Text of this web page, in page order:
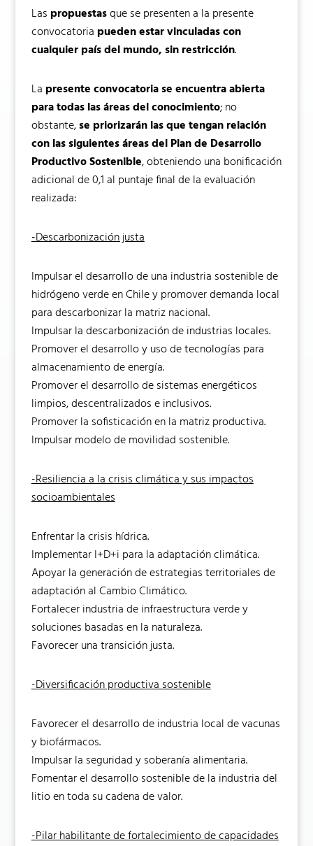
Las propuestasque se presenten a la presente
convocatoria pueden estar vinculadas con
cualquier país del mundo, sin restricción.
La presente convocatoria se encuentra abierta
para todas las áreas del conocimiento; no
obstante,se priorizarán las que tengan relación
con las siguientes áreas del Plan de Desarrollo
Productivo Sostenible, obteniendo una bonificación
adicional de 0,1 al puntaje final de la evaluación
realizada:
-Descarbonización justa
Impulsar el desarrollo de una industria sostenible de
hidrógeno verde en Chile y promover demanda local
para descarbonizar la matriz nacional.
Impulsar la descarbonización de industrias locales.
Promover el desarrollo y uso de tecnologías para
almacenamiento de energía.
Promover el desarrollo de sistemas energéticos
limpios, descentralizados e inclusivos.
Promover la sofisticación en la matriz productiva.
Impulsar modelo de movilidad sostenible.
-Resiliencia a la crisis climática y sus impactos
socioambientales
Enfrentar la crisis hídrica.
Implementar I+D+i para la adaptación climática.
Apoyar la generación de estrategias territoriales de
adaptación al Cambio Climático.
Fortalecer industria de infraestructura verde y
soluciones basadas en la naturaleza.
Favorecer una transición justa.
-Diversificación productiva sostenible
Favorecer el desarrollo de industria local de vacunas
y biofármacos.
Impulsar la seguridad y soberanía alimentaria.
Fomentar el desarrollo sostenible de la industria del
litio en toda su cadena de valor.
-Pilar habilitante de fortalecimiento de capacidades